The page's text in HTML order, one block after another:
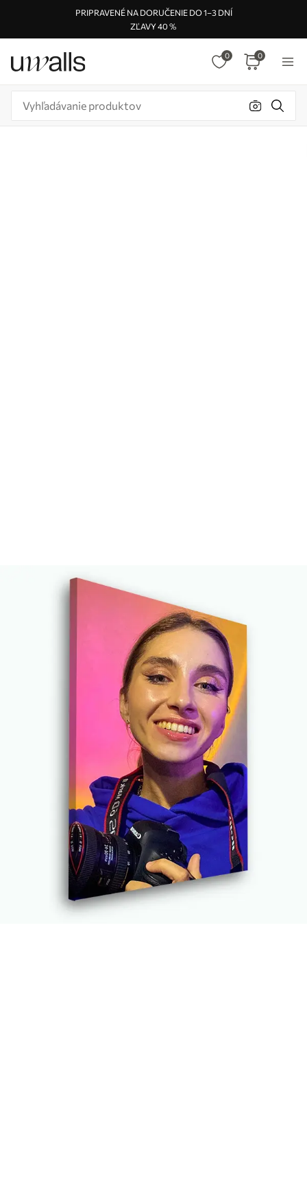
PRIPRAVENÉ NA DORUČENIE DO 1–3 DNÍ
ZĽAVY 40 %
0 0